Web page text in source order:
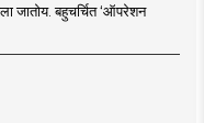
जातोय. बहुचर्चित ‘ऑपरेशन